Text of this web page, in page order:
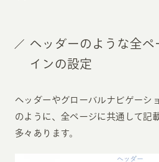
ヘッダーのような全ペ
インの設定
ヘッダーやグローバルナビゲーシ
のように、全ページに共通して記
多々あります。